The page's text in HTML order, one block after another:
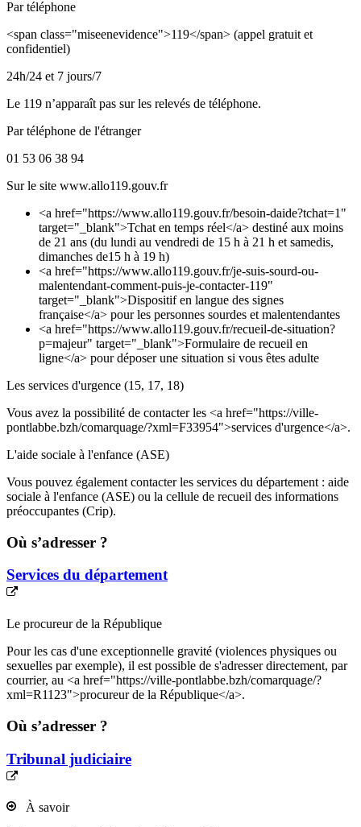
Par téléphone
<span class="miseenevidence">119</span> (appel gratuit et
confidentiel)
24h/24 et 7 jours/7
Le 119 n’apparaît pas sur les relevés de téléphone.
Par téléphone de l'étranger
01 53 06 38 94
Sur le site www.allo119.gouv.fr
<a href="https://www.allo119.gouv.fr/besoin-daide?tchat=1"
target="_blank">Tchat en temps réel</a> destiné aux moins
de 21 ans (du lundi au vendredi de 15 h à 21 h et samedis,
dimanches de15 h à 19 h)
<a href="https://www.allo119.gouv.fr/je-suis-sourd-ou-
malentendant-comment-puis-je-contacter-119"
target="_blank">Dispositif en langue des signes
française</a> pour les personnes sourdes et malentendantes
<a href="https://www.allo119.gouv.fr/recueil-de-situation?
p=majeur" target="_blank">Formulaire de recueil en
ligne</a> pour déposer une situation si vous êtes adulte
Les services d'urgence (15, 17, 18)
Vous avez la possibilité de contacter les <a href="https://ville-
pontlabbe.bzh/comarquage/?xml=F33954">services d'urgence</a>.
L'aide sociale à l'enfance (ASE)
Vous pouvez également contacter les services du département : aide
sociale à l'enfance (ASE) ou la cellule de recueil des informations
préoccupantes (Crip).
Où s’adresser ?
Services du département
Le procureur de la République
Pour les cas d'une exceptionnelle gravité (violences physiques ou
sexuelles par exemple), il est possible de s'adresser directement, par
courrier, au <a href="https://ville-pontlabbe.bzh/comarquage/?
xml=R1123">procureur de la République</a>.
Où s’adresser ?
Tribunal judiciaire
À savoir